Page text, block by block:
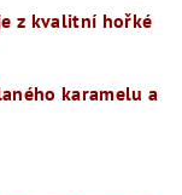
z kvalitní hořké
karamelu a